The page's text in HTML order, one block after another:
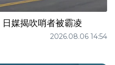
媒揭吹哨者被霸凌
2026.08.06 14:54